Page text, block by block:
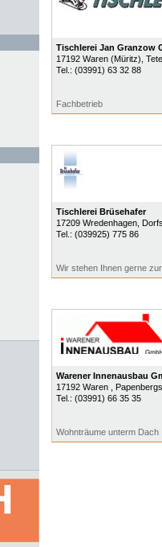
Tischlerei Jan Granzow
17192 Waren (Müritz) ,
Tel.: (03991) 63 32 88
Fachbetrieb
Tischlerei Brüsehafer
17209 Wredenhagen,
Tel.: (039925) 775 86
Wir stehen Ihnen gerne
Warener Innenausbau
17192 Waren
,
Tel.: (03991) 66 35 35
Wohnträume unterm Dach